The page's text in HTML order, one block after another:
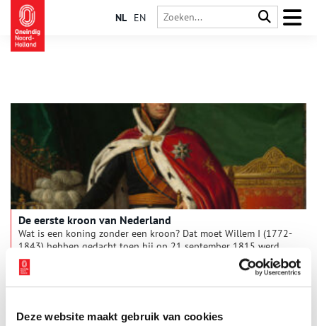
Deze website maakt gebruik van cookies
NL EN
De eerste kroon van Nederland
Wat is een koning zonder een kroon? Dat moet Willem I (1772-
1843) hebben gedacht toen hij op 21 september 1815 werd
ingehuldigd tot koning van het Verenigd Koninkrijk der
Nederlanden. Zelfs de eerste koning van Holland – Lodewijk
Napoleon – had geen kroon. Maar hoe zag de eerste kroon van